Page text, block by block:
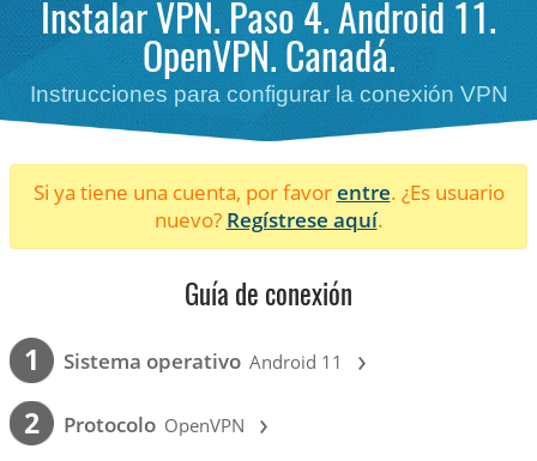
Instalar VPN. Paso 4. Android 11.
OpenVPN. Canadá.
Instrucciones para configurar la conexión VPN
Si ya tiene una cuenta, por favorentre. ¿Es usuario
nuevo? Regístrese aquí.
Guía de conexión
1 Sistema operativo Android 11 ›
2 Protocolo OpenVPN ›